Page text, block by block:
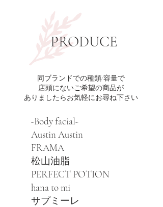
​PRODUCE
同ブランドでの種類/容量​で
店頭にないご希望の商品が
ありましたらお気軽にお尋ね下さい
-Body facial-
Austin Austin
FRAMA
​松山油脂
PERFECT POTION
hana to mi
サプミーレ